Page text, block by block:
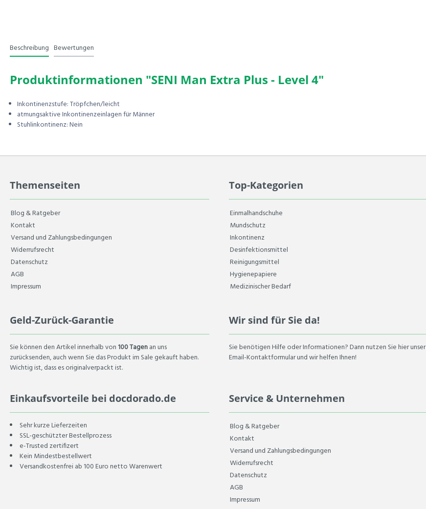
Beschreibung Bewertungen
Produktinformationen "SENI Man Extra Plus - Level 4"
Inkontinenzstufe: Tröpfchen/leicht
atmungsaktive Inkontinenzeinlagen für Männer
Stuhlinkontinenz: Nein
Themenseiten
Blog & Ratgeber
Kontakt
Versand und Zahlungsbedingungen
Widerrufsrecht
Datenschutz
AGB
Impressum
Top-Kategorien
Einmalhandschuhe
Mundschutz
Inkontinenz
Desinfektionsmittel
Reinigungsmittel
Hygienepapiere
Medizinischer Bedarf
Geld-Zurück-Garantie
Sie können den Artikel innerhalb von100 Tagenan uns
zurücksenden, auch wenn Sie das Produkt im Sale gekauft haben.
Wichtig ist, dass es originalverpackt ist.
Wir sind für Sie da!
Sie benötigen Hilfe oder Informationen? Dann nutzen Sie hier unser
Email-Kontaktformular und wir helfen Ihnen!
Einkaufsvorteile bei docdorado.de
Sehr kurze Lieferzeiten
SSL-geschützter Bestellprozess
e-Trusted zertifizert
Kein Mindestbestellwert
Versandkostenfrei ab 100 Euro netto Warenwert
Service & Unternehmen
Blog & Ratgeber
Kontakt
Versand und Zahlungsbedingungen
Widerrufsrecht
Datenschutz
AGB
Impressum